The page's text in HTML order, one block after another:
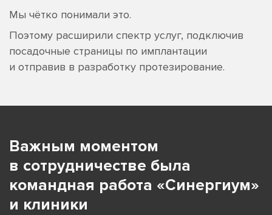
Мы чётко понимали это.
Поэтому расширили спектр услуг, подключив
посадочные страницы по имплантации
и отправив в разработку протезирование.
Важным моментом
в сотрудничестве была
командная работа «Синергиум»
и клиники